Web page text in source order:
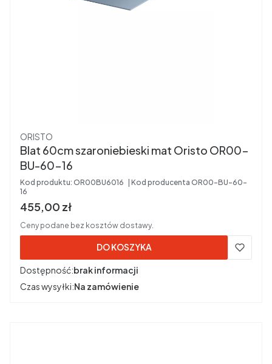
Producent
ORISTO
Blat 60cm szaroniebieski mat Oristo OR00-
BU-60-16
Kod produktu: OR00BU6016 Kod producenta OR00-BU-60-
16
Cena brutto
455,00 zł
Ceny podane bez kosztów dostawy.
DO KOSZYKA
Dostępność:brak informacji
Czas wysyłki:Na zamówienie